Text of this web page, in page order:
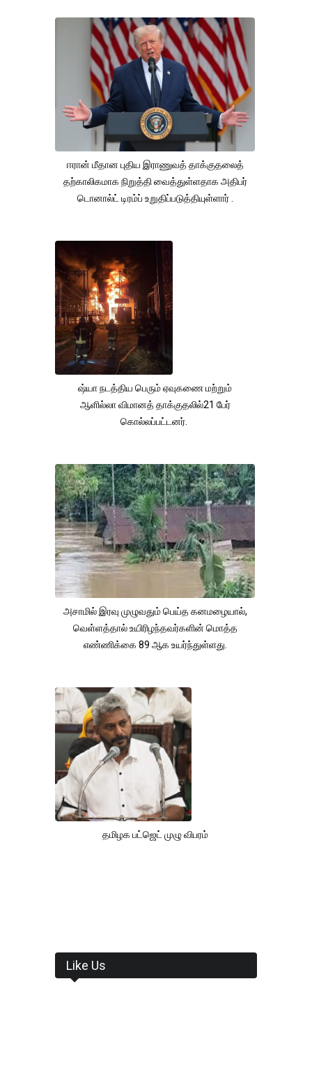
ஈரான் மீதான புதிய இராணுவத் தாக்குதலைத்
தற்காலிகமாக நிறுத்தி வைத்துள்ளதாக அதிபர்
டொனால்ட் டிரம்ப் உறுதிப்படுத்தியுள்ளார் .
ஷ்யா நடத்திய பெரும் ஏவுகணை மற்றும்
ஆளில்லா விமானத் தாக்குதலில்21 பேர்
கொல்லப்பட்டனர்.
அசாமில் இரவு முழுவதும் பெய்த கனமழையால்,
வெள்ளத்தால் உயிரிழந்தவர்களின் மொத்த
எண்ணிக்கை 89 ஆக உயர்ந்துள்ளது.
தமிழக பட்ஜெட் முழு விபரம்
Like Us